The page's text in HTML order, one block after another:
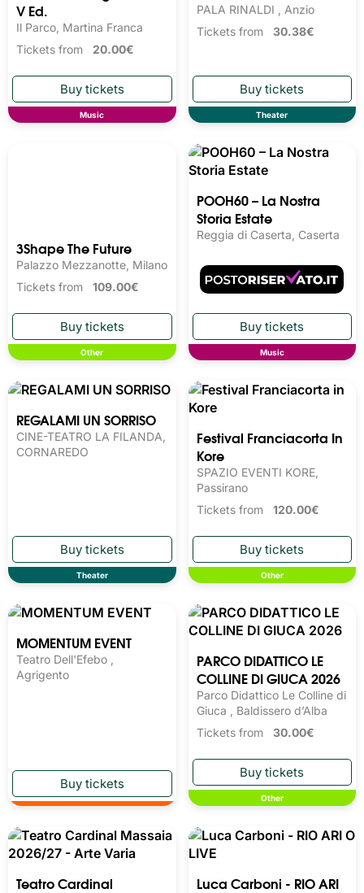
V Ed.
Il Parco, Martina Franca
Tickets from 20.00€
Music
PALA RINALDI , Anzio
Tickets from 30.38€
Theater
3Shape The Future
Palazzo Mezzanotte, Milano
Tickets from 109.00€
POOH60 – La Nostra
Storia Estate
Reggia di Caserta, Caserta
REGALAMI UN SORRISO
CINE-TEATRO LA FILANDA,
CORNAREDO
Festival Franciacorta In
Kore
SPAZIO EVENTI KORE,
Tickets from120.00€
Other
MOMENTUM EVENT
Agrigento
PARCO DIDATTICO LE
COLLINE DI GIUCA 2026
Parco Didattico Le Colline di
Giuca , Baldissero d’Alba
Tickets from30.00€